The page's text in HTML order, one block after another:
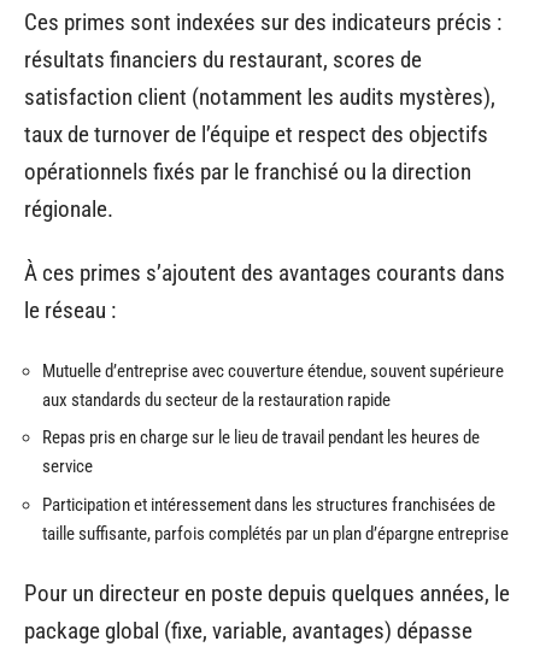
Ces primes sont indexées sur des indicateurs précis :
résultats financiers du restaurant, scores de
satisfaction client (notamment les audits mystères),
taux de turnover de l’équipe et respect des objectifs
opérationnels fixés par le franchisé ou la direction
régionale.
À ces primes s’ajoutent des avantages courants dans
le réseau :
Mutuelle d’entreprise avec couverture étendue, souvent supérieure
aux standards du secteur de la restauration rapide
Repas pris en charge sur le lieu de travail pendant les heures de
service
Participation et intéressement dans les structures franchisées de
taille suffisante, parfois complétés par un plan d’épargne entreprise
Pour un directeur en poste depuis quelques années, le
package global (fixe, variable, avantages) dépasse